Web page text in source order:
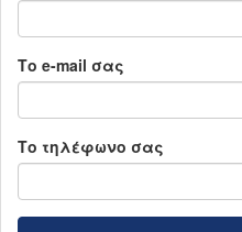
Το e-mail σας
Το τηλέφωνο σας